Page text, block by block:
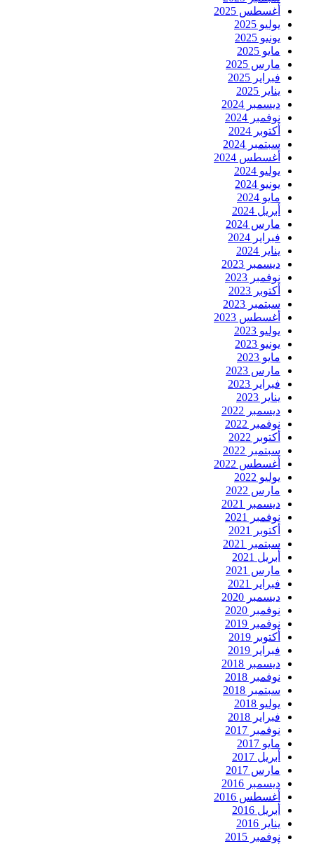
أغسطس 2025
يوليو 2025
يونيو 2025
مايو 2025
مارس 2025
فبراير 2025
يناير 2025
ديسمبر 2024
نوفمبر 2024
أكتوبر 2024
سبتمبر 2024
أغسطس 2024
يوليو 2024
يونيو 2024
مايو 2024
أبريل 2024
مارس 2024
فبراير 2024
يناير 2024
ديسمبر 2023
نوفمبر 2023
أكتوبر 2023
سبتمبر 2023
أغسطس 2023
يوليو 2023
يونيو 2023
مايو 2023
مارس 2023
فبراير 2023
يناير 2023
ديسمبر 2022
نوفمبر 2022
أكتوبر 2022
سبتمبر 2022
أغسطس 2022
يوليو 2022
مارس 2022
ديسمبر 2021
نوفمبر 2021
أكتوبر 2021
سبتمبر 2021
أبريل 2021
مارس 2021
فبراير 2021
ديسمبر 2020
نوفمبر 2020
نوفمبر 2019
أكتوبر 2019
فبراير 2019
ديسمبر 2018
نوفمبر 2018
سبتمبر 2018
يوليو 2018
فبراير 2018
نوفمبر 2017
مايو 2017
أبريل 2017
مارس 2017
ديسمبر 2016
أغسطس 2016
أبريل 2016
يناير 2016
نوفمبر 2015